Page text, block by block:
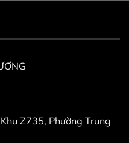
Z735, Phường Trung